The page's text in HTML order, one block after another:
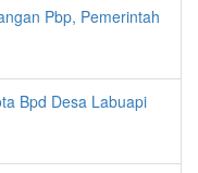
Pbp, Pemerintah
Bpd Desa Labuapi